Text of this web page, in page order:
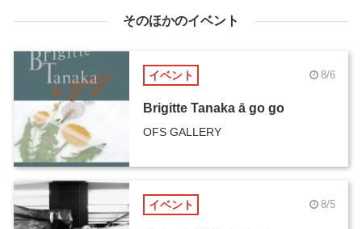
そのほかのイベント
イベント 8/6
Brigitte Tanaka ā go go
OFS GALLERY
イベント 8/5